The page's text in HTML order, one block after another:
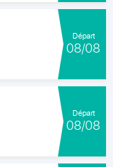
Départ
08/08
Départ
08/08